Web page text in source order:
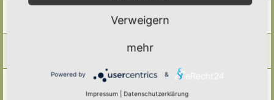
Alternative zu Scutellaria incana/Helmkraut gesucht
Simbienchen «Do 27. Mär 2025, 18:22
Efeu keimt massenhaft bzw. jedes Jahr sein 'Unkraut'
Primulaveris«Do 13. Jun 2024, 15:29
Rosmarin vertrocknet ?
Verweigern
mehr
Powered by &
Impressum Datenschutzerklärung